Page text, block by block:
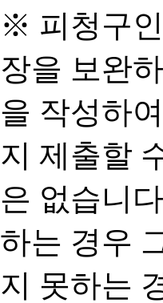
※ 피청구
장을 보완
을 작성하
지 제출할
은 없습니
하는 경우
지 못하는